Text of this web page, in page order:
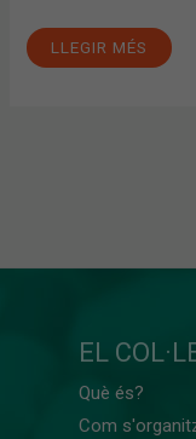
LLEGIR MÉS
EL
Què és?
Com